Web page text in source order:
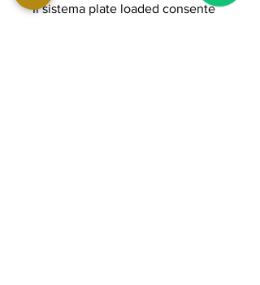
Il sistema plate loaded consente